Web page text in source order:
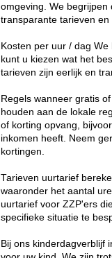
omgeving. We
transparante tarieven
Kosten per uur / dag
kunt u kiezen wat het
tarieven zijn eerlijk en
Regels wanneer gratis
houden aan de lokale
of korting opvang,
inkomen heeft. Neem
kortingen.
Tarieven uurtarief
waaronder het aantal
uurtarief voor ZZP'ers
specifieke situatie te
Bij ons kinderdagverblijf